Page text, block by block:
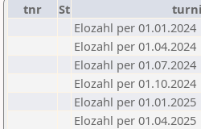
tnr St
Elozahl per 01.01.2024
Elozahl per 01.04.2024
Elozahl per 01.07.2024
Elozahl per 01.10.2024
Elozahl per 01.01.2025
Elozahl per 01.04.2025